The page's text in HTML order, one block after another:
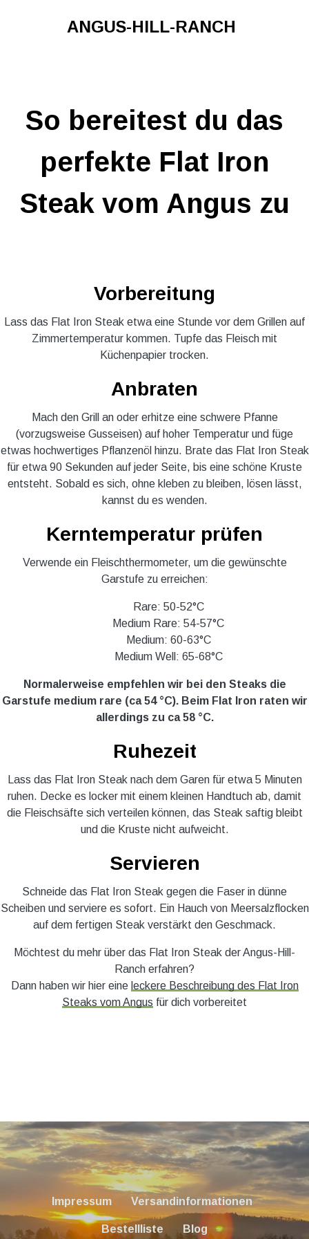
ANGUS-HILL-RANCH
So bereitest du das
perfekte Flat Iron
Steak vom Angus zu
Vorbereitung
Lass das Flat Iron Steak etwa eine Stunde vor dem Grillen auf
Zimmertemperatur kommen. Tupfe das Fleisch mit
Küchenpapier trocken.
Anbraten
Mach den Grill an oder erhitze eine schwere Pfanne
(vorzugsweise Gusseisen) auf hoher Temperatur und füge
etwas hochwertiges Pflanzenöl hinzu. Brate das Flat Iron Steak
für etwa 90 Sekunden auf jeder Seite, bis eine schöne Kruste
entsteht. Sobald es sich, ohne kleben zu bleiben, lösen lässt,
kannst du es wenden.
Kerntemperatur prüfen
Verwende ein Fleischthermometer, um die gewünschte
Garstufe zu erreichen:
Rare: 50-52°C
Medium Rare: 54-57°C
Medium: 60-63°C
Medium Well: 65-68°C
Normalerweise empfehlen wir bei den Steaks die
Garstufe medium rare (ca 54 °C). Beim Flat Iron raten wir
allerdings zu ca 58 °C.
Ruhezeit
Lass das Flat Iron Steak nach dem Garen für etwa 5 Minuten
ruhen. Decke es locker mit einem kleinen Handtuch ab, damit
die Fleischsäfte sich verteilen können, das Steak saftig bleibt
und die Kruste nicht aufweicht.
Servieren
Schneide das Flat Iron Steak gegen die Faser in dünne
Scheiben und serviere es sofort. Ein Hauch von Meersalzflocken
auf dem fertigen Steak verstärkt den Geschmack.
Möchtest du mehr über das Flat Iron Steak der Angus-Hill-
Ranch erfahren?
Dann haben wir hier eine leckere Beschreibung des Flat Iron
Steaks vom Angus für dich vorbereitet
Impressum Versandinformationen
Bestellliste Blog